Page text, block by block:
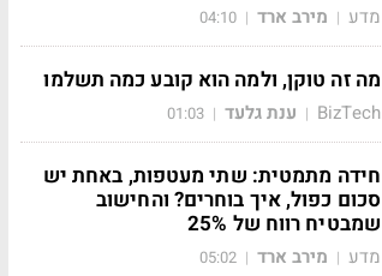
מדע | מירב ארד |
04:10
מה זה טוקן, ולמה הוא קובע כמה תשלמו
BizTech
| ענת גלעד |
01:03
חידה מתמטית: שתי מעטפות, באחת יש
סכום כפול, איך בוחרים? והחישוב
שמבטיח רווח של 25%
מדע | מירב ארד |
05:02